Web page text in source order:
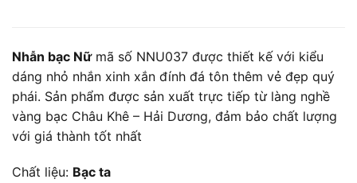
Nhẫn bạc Nữmã số NNU037 được thiết kế với kiểu
dáng nhỏ nhắn xinh xắn đính đá tôn thêm vẻ đẹp quý
phái. Sản phẩm được sản xuất trực tiếp từ làng nghề
vàng bạc Châu Khê – Hải Dương, đảm bảo chất lượng
với giá thành tốt nhất
Chất liệu: Bạc ta